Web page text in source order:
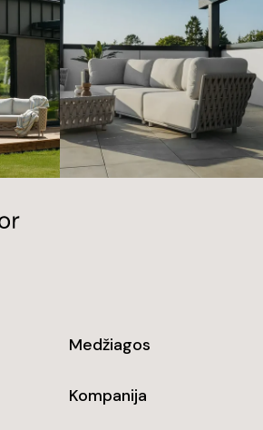
Medžiagos
Kompanija